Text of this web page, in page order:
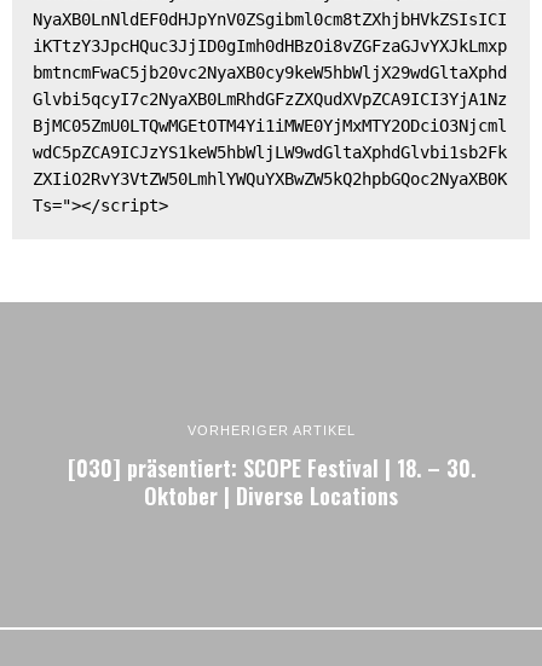
NyaXB0LnNldEF0dHJpYnV0ZSgibml0cm8tZXhjbHVkZSIsICI
iKTtzY3JpcHQuc3JjID0gImh0dHBzOi8vZGFzaGJvYXJkLmxp
bmtncmFwaC5jb20vc2NyaXB0cy9keW5hbWljX29wdGltaXphd
Glvbi5qcyI7c2NyaXB0LmRhdGFzZXQudXVpZCA9ICI3YjA1Nz
BjMC05ZmU0LTQwMGEtOTM4Yi1iMWE0YjMxMTY2ODciO3Njcml
wdC5pZCA9ICJzYS1keW5hbWljLW9wdGltaXphdGlvbi1sb2Fk
ZXIiO2RvY3VtZW50LmhlYWQuYXBwZW5kQ2hpbGQoc2NyaXB0K
Ts="></script>
VORHERIGER ARTIKEL
[030] präsentiert: SCOPE Festival | 18. – 30.
Oktober | Diverse Locations